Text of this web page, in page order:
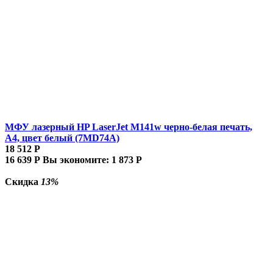
МФУ лазерный HP LaserJet M141w черно-белая печать,
A4, цвет белый (7MD74A)
18 512 Р
16 639 Р Вы экономите: 1 873 Р
Скидка 13%